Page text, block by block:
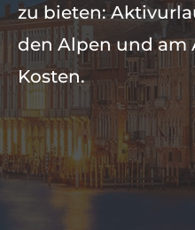
zu bieten:
den Alpen und am
Kosten.